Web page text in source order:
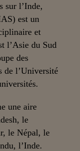
sur l’Inde,
est un
et
l’Asie du Sud
des
de l’Université
une aire
le
le Népal, le
l’Inde.